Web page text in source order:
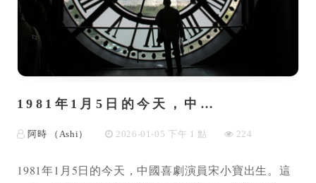
1981年1月5日的今天，中…
阿時 （Ashi） 2026-01-05 下午 1 點 224
1981年1月5日的今天，中國喜劇演員宋小寶出生。這